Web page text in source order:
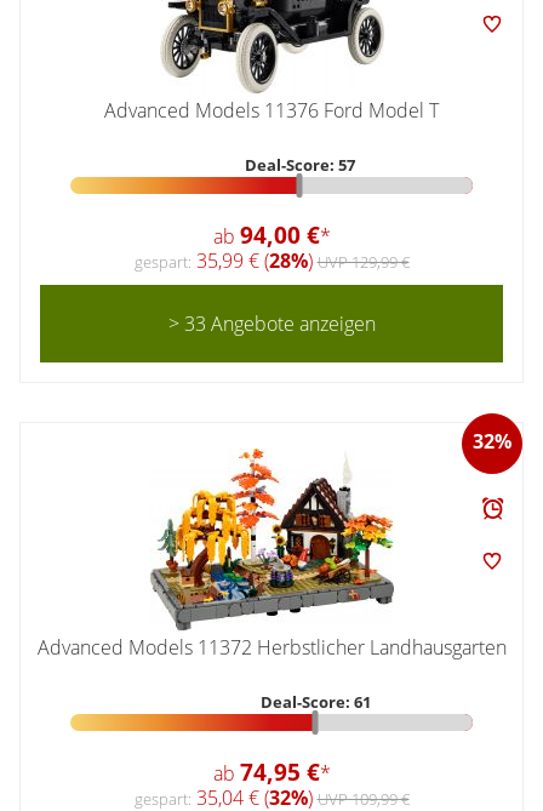
Advanced Models 11376 Ford Model T
Deal-Score: 57
ab 94,00 €*
gespart: 35,99 € (28%)UVP 129,99 €
> 33 Angebote anzeigen
32%
Advanced Models 11372 Herbstlicher Landhausgarten
Deal-Score: 61
ab 74,95 €*
gespart: 35,04 € (32%)UVP 109,99 €